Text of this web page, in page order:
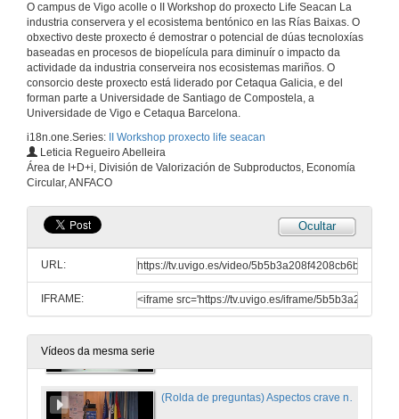
O campus de Vigo acolle o II Workshop do proxecto Life Seacan La
industria conservera y el ecosistema bentónico en las Rías Baixas. O
obxectivo deste proxecto é demostrar o potencial de dúas tecnoloxías
baseadas en procesos de biopelícula para diminuír o impacto da
actividade da industria conserveira nos ecosistemas mariños. O
consorcio deste proxecto está liderado por Cetaqua Galicia, e del
forman parte a Universidade de Santiago de Compostela, a
Universidade de Vigo e Cetaqua Barcelona.
i18n.one.Series:
II Workshop proxecto life seacan
Leticia Regueiro Abelleira
Área de I+D+i, División de Valorización de Subproductos, Economía
Circular, ANFACO
Ocultar
URL:
IFRAME:
Vídeos da mesma serie
Apertura da xornada
27 de out. de 2017
II Workshop proxecto lice seacan
Apertura da xornada
27 de out. de 2017
II Workshop proxecto lice seacan
Apertura da xornada
Aspectos crave na xestión ambiental na industria conservera
Presentación da conferenciante
27 de out. de 2017
Aspectos crave na xestión ambiental na industria conservera